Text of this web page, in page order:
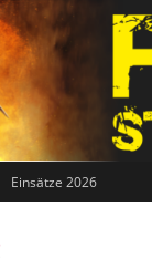
Einsätze 2026